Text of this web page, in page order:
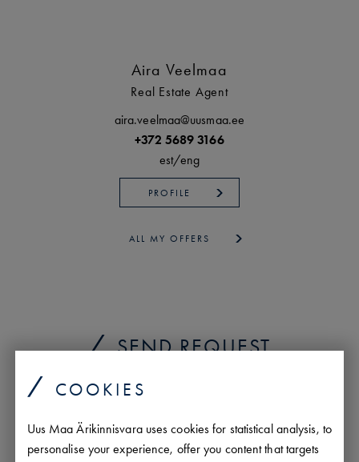
COOKIES
Uus Maa Ärikinnisvara uses cookies for statistical analysis, to
personalise your experience, offer you content that targets
Aira Veelmaa
Real Estate Agent
aira.veelmaa@uusmaa.ee
+372 5689 3166
est/eng
PROFILE
ALL MY OFFERS
SEND REQUEST